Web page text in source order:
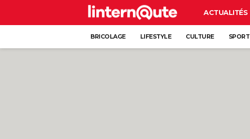
ACTUALITÉS
BRICOLAGE LIFESTYLE CULTURE SPORT